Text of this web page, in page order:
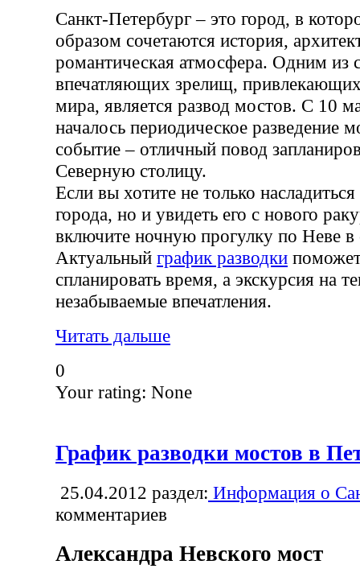
Санкт-Петербург – это город, в
образом сочетаются история,
романтическая атмосфера. Одним из
впечатляющих зрелищ, привлекающих
мира, является развод мостов. С 10
началось периодическое разведение
событие – отличный повод
Северную столицу.
Если вы хотите не только
города, но и увидеть его с нового
включите ночную прогулку по Неве
Актуальный график разводки
спланировать время, а экскурсия на
незабываемые впечатления.
Читать дальше
0
Your rating: None
График разводки мостов в
25.04.2012 раздел: Информация о
комментариев
Александра Невского мост